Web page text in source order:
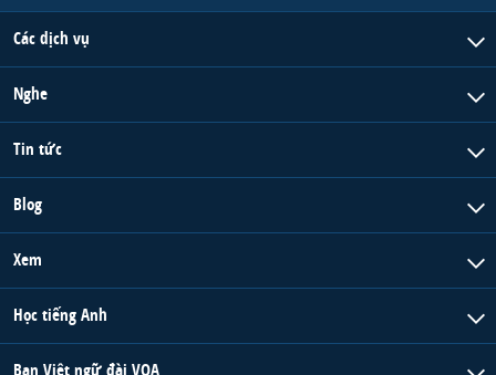
Các dịch vụ
Nghe
Tin tức
Blog
Xem
Học tiếng Anh